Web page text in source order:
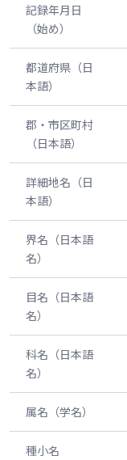
記録年月日
（始め）
都道府県（日
本語）
郡・市区町村
（日本語）
詳細地名（日
本語）
界名（日本語
名）
目名（日本語
名）
科名（日本語
名）
属名（学名）
種小名